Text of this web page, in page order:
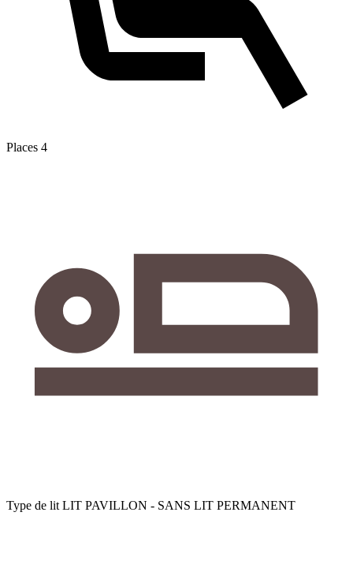
Places 4
Type de lit LIT PAVILLON - SANS LIT PERMANENT